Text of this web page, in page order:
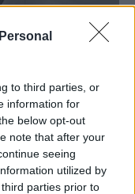
to third parties, or
information for
below opt-out
note that after your
seeing
utilized by
parties prior to
años
Hitler